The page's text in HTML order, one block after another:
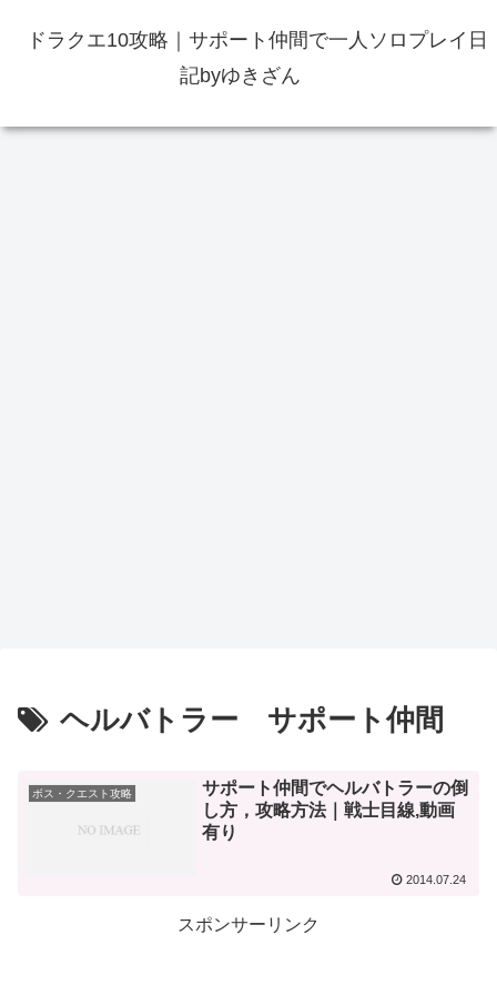
ドラクエ10攻略｜サポート仲間で一人ソロプレイ日
記byゆきざん
ヘルバトラー サポート仲間
ボス・クエスト攻略
サポート仲間でヘルバトラーの倒
し方，攻略方法｜戦士目線,動画
有り
2014.07.24
スポンサーリンク